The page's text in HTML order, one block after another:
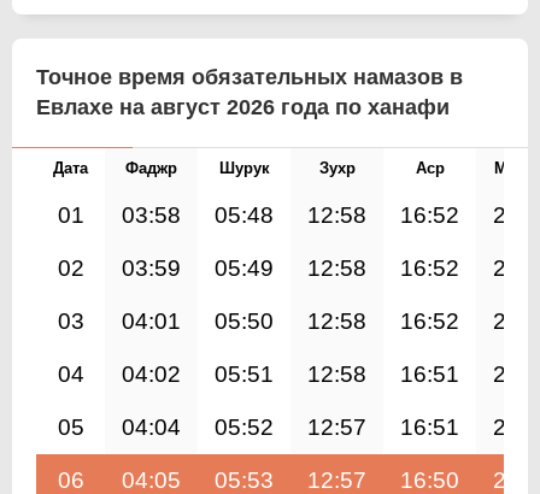
Точное время обязательных намазов в
Евлахе на август 2026 года по ханафи
Дата Фаджр Шурук Зухр Аср
01 03:58 05:48 12:58 16:52
02 03:59 05:49 12:58 16:52
03 04:01 05:50 12:58 16:52
04 04:02 05:51 12:58 16:51
05 04:04 05:52 12:57 16:51
06 04:05 05:53 12:57 16:50